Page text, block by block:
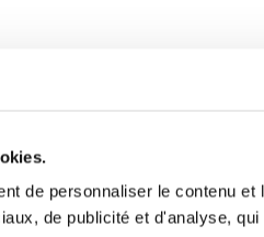
de personnaliser le contenu
de publicité et d'analyse,